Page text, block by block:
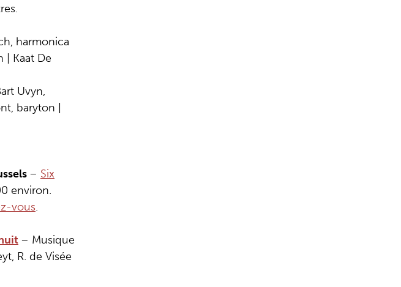
harmonica
| Kaat De
Uvyn,
baryton |
– Six
environ.
vous.
– Musique
R. de Visée